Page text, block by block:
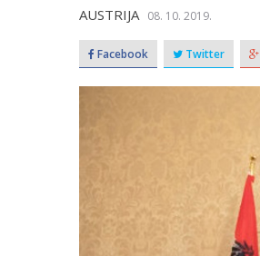
AUSTRIJA 08. 10. 2019.
Facebook Twitter